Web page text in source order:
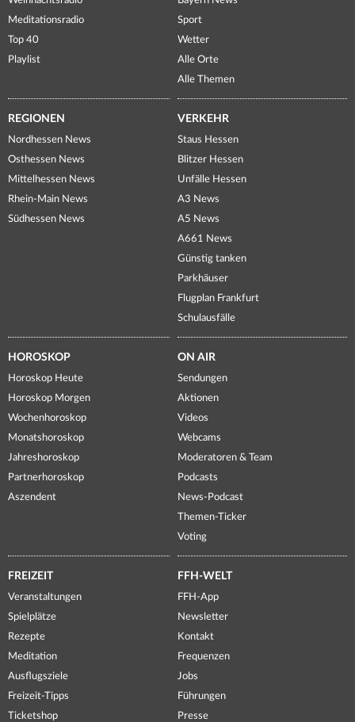
Meditationsradio
Top 40
Playlist
Sport
Wetter
Alle Orte
Alle Themen
REGIONEN
Nordhessen News
Osthessen News
Mittelhessen News
Rhein-Main News
Südhessen News
VERKEHR
Staus Hessen
Blitzer Hessen
Unfälle Hessen
A3 News
A5 News
A661 News
Günstig tanken
Parkhäuser
Flugplan Frankfurt
Schulausfälle
HOROSKOP
Horoskop Heute
Horoskop Morgen
Wochenhoroskop
Monatshoroskop
Jahreshoroskop
Partnerhoroskop
Aszendent
ON AIR
Sendungen
Aktionen
Videos
Webcams
Moderatoren & Team
Podcasts
News-Podcast
Themen-Ticker
Voting
FREIZEIT
Veranstaltungen
Spielplätze
Rezepte
Meditation
Ausflugsziele
Freizeit-Tipps
Ticketshop
FFH-WELT
FFH-App
Newsletter
Kontakt
Frequenzen
Jobs
Führungen
Presse